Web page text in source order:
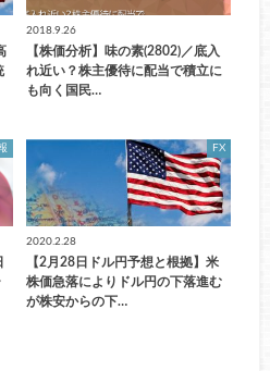
2018.9.26
【株価分析】味の素(2802)／底入
れ近い？株主優待に配当で積立に
も向く国民…
FX
2020.2.28
【2月28日ドル円予想と根拠】米
株価急落によりドル円の下落進む
が株安からの下…